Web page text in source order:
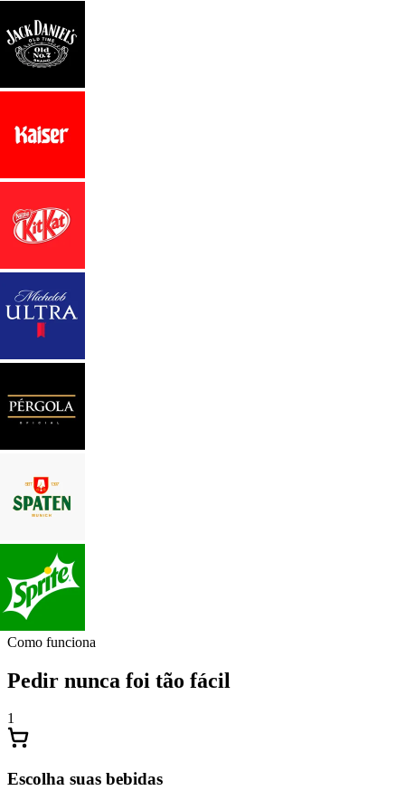
Como funciona
Pedir nunca foi tão fácil
1
Escolha suas bebidas